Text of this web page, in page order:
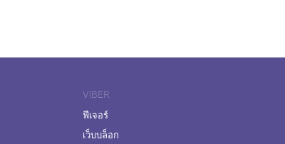
VIBER
ฟีเจอร์
เว็บบล็อก